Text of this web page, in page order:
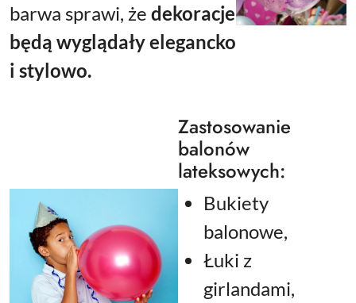
barwa sprawi, że dekoracje
będą wyglądały elegancko
i stylowo.
Zastosowanie
balonów
lateksowych:
Bukiety
balonowe,
Łuki z
girlandami,